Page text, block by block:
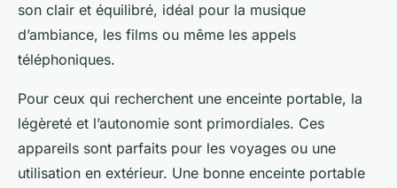
son clair et équilibré, idéal pour la musique
d’ambiance, les films ou même les appels
téléphoniques.
Pour ceux qui recherchent une enceinte portable, la
légèreté et l’autonomie sont primordiales. Ces
appareils sont parfaits pour les voyages ou une
utilisation en extérieur. Une bonne enceinte portable